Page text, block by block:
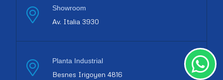
Showroom
Av. Italia 3930
Planta Industrial
Besnes Irigoyen 4816